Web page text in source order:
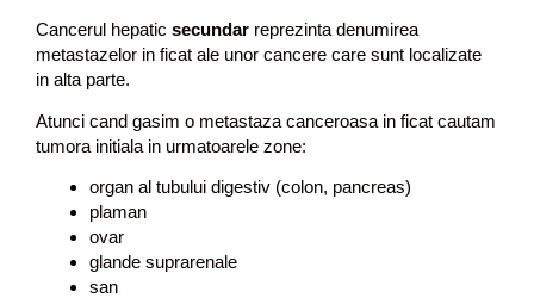
Cancerul hepatic secundar reprezinta denumirea
metastazelor in ficat ale unor cancere care sunt localizate
in alta parte.
Atunci cand gasim o metastaza canceroasa in ficat cautam
tumora initiala in urmatoarele zone:
organ al tubului digestiv (colon, pancreas)
plaman
ovar
glande suprarenale
san